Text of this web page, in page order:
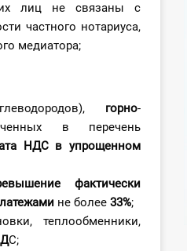
лиц не связаны с
частного нотариуса,
медиатора;
горно-
в перечень
НДС в упрощенном
фактически
не более 33%;
теплообменники,
С;